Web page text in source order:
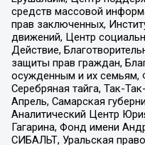
средств массовой
прав заключенных,
движений, Центр
Действие,
защиты прав граждан,
осужденным и их семьям,
Серебряная тайга, Так-
Апрель, Самарская
Аналитический Центр
Гагарина, Фонд имени
СИБАЛЬТ, Уральская